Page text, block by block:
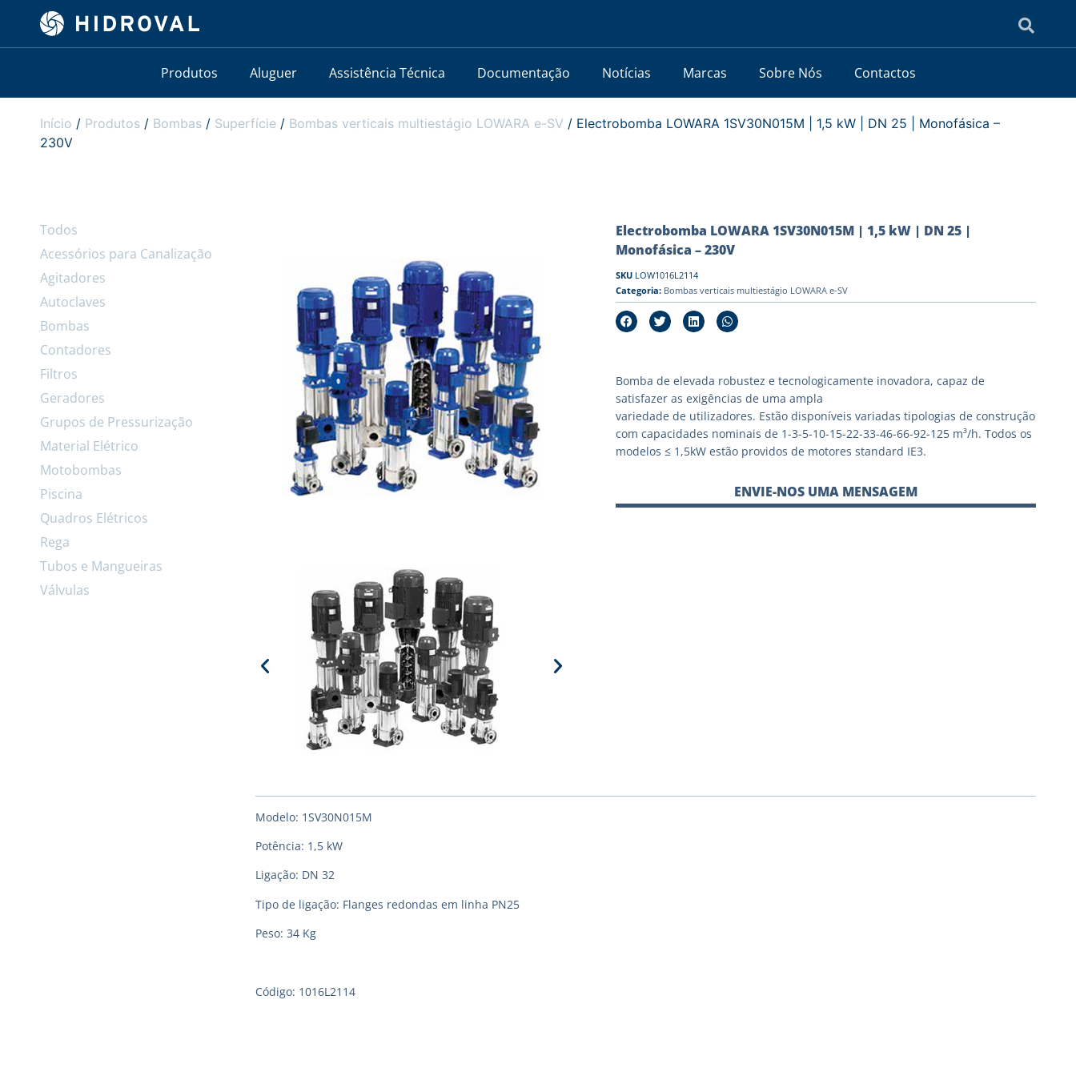
Produtos Aluguer Assistência Técnica Documentação Notícias Marcas Sobre Nós Contactos
Início / Produtos / Bombas / Superfície / Bombas verticais multiestágio LOWARA e-SV / Electrobomba LOWARA 1SV30N015M | 1,5 kW | DN 25 | Monofásica –
230V
Todos
Acessórios para Canalização
Agitadores
Autoclaves
Bombas
Contadores
Filtros
Geradores
Grupos de Pressurização
Material Elétrico
Motobombas
Piscina
Quadros Elétricos
Rega
Tubos e Mangueiras
Válvulas
Electrobomba LOWARA 1SV30N015M | 1,5 kW | DN 25 |
Monofásica – 230V
SKU LOW1016L2114
Categoria: Bombas verticais multiestágio LOWARA e-SV
Bomba de elevada robustez e tecnologicamente inovadora, capaz de
satisfazer as exigências de uma ampla
variedade de utilizadores. Estão disponíveis variadas tipologias de construção
com capacidades nominais de 1-3-5-10-15-22-33-46-66-92-125 m³/h. Todos os
modelos ≤ 1,5kW estão providos de motores standard IE3.
ENVIE-NOS UMA MENSAGEM
Modelo: 1SV30N015M
Potência: 1,5 kW
Ligação: DN 32
Tipo de ligação: Flanges redondas em linha PN25
Peso: 34 Kg
Código: 1016L2114